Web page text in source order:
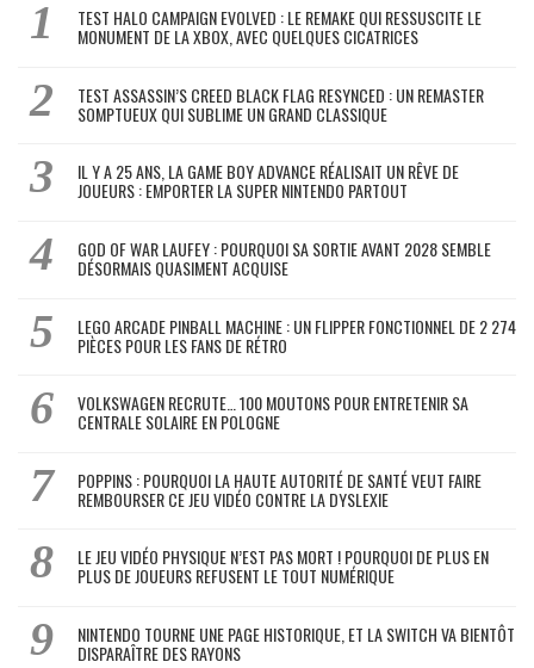
TEST HALO CAMPAIGN EVOLVED : LE REMAKE QUI RESSUSCITE LE
MONUMENT DE LA XBOX, AVEC QUELQUES CICATRICES
TEST ASSASSIN’S CREED BLACK FLAG RESYNCED : UN REMASTER
SOMPTUEUX QUI SUBLIME UN GRAND CLASSIQUE
IL Y A 25 ANS, LA GAME BOY ADVANCE RÉALISAIT UN RÊVE DE
JOUEURS : EMPORTER LA SUPER NINTENDO PARTOUT
GOD OF WAR LAUFEY : POURQUOI SA SORTIE AVANT 2028 SEMBLE
DÉSORMAIS QUASIMENT ACQUISE
LEGO ARCADE PINBALL MACHINE : UN FLIPPER FONCTIONNEL DE 2 274
PIÈCES POUR LES FANS DE RÉTRO
VOLKSWAGEN RECRUTE… 100 MOUTONS POUR ENTRETENIR SA
CENTRALE SOLAIRE EN POLOGNE
POPPINS : POURQUOI LA HAUTE AUTORITÉ DE SANTÉ VEUT FAIRE
REMBOURSER CE JEU VIDÉO CONTRE LA DYSLEXIE
LE JEU VIDÉO PHYSIQUE N’EST PAS MORT ! POURQUOI DE PLUS EN
PLUS DE JOUEURS REFUSENT LE TOUT NUMÉRIQUE
NINTENDO TOURNE UNE PAGE HISTORIQUE, ET LA SWITCH VA BIENTÔT
DISPARAÎTRE DES RAYONS